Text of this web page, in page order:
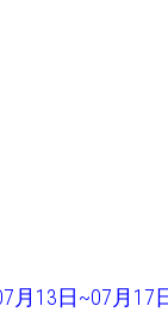
月13日~07月17